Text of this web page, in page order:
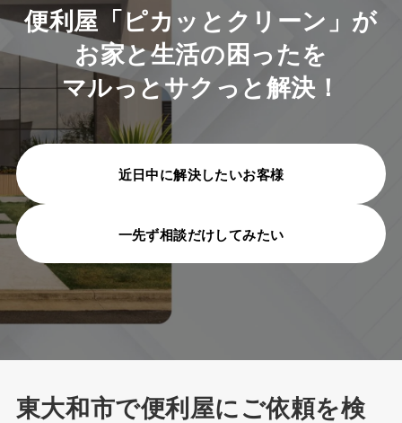
買取実績
買取査定の詳細
施工実績
対応エリア
よくある質問
便利屋「ピカッとクリーン」が
お家と生活の困ったを
マルっとサクっと解決！
近日中に解決したいお客様
一先ず相談だけしてみたい
東大和市で便利屋にご依頼を検